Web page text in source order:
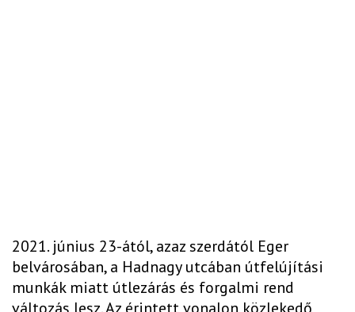
2021. június 23-ától, azaz szerdától Eger
belvárosában, a Hadnagy utcában útfelújítási
munkák miatt útlezárás és forgalmi rend